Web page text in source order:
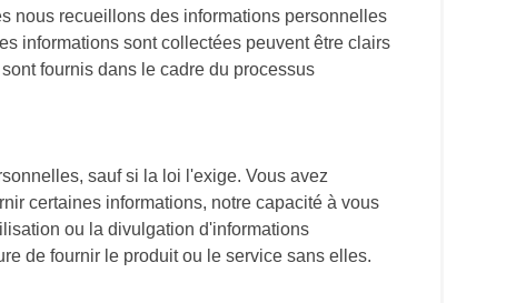
nous recueillons des informations personnelles
informations sont collectées peuvent être clairs
fournis dans le cadre du processus
sauf si la loi l'exige. Vous avez
certaines informations, notre capacité à vous
ou la divulgation d'informations
de fournir le produit ou le service sans elles.